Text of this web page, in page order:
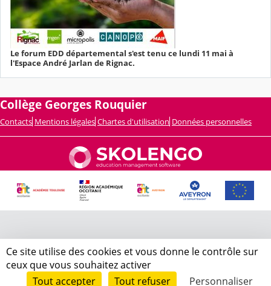
Le forum EDD départemental s'est tenu ce lundi 11 mai à
l'Espace André Jarlan de Rignac.
Collège Georges Rouquier
Contacts Mentions légales Chartes d'utilisation Données personnelles
Ce site utilise des cookies et vous donne le contrôle sur
ceux que vous souhaitez activer
Tout accepter
Tout refuser Personnaliser